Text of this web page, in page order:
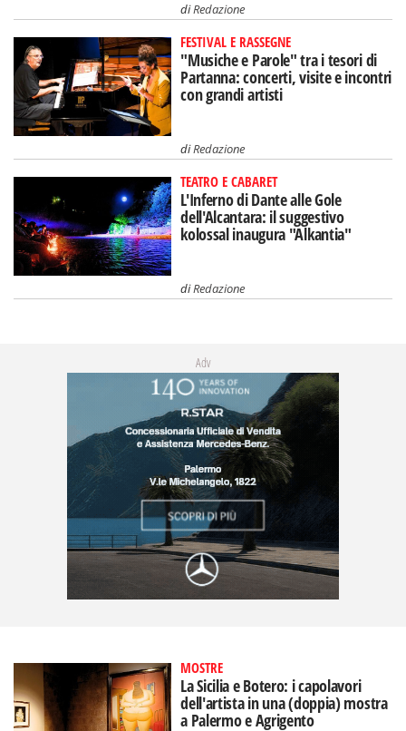
diRedazione
FESTIVAL E RASSEGNE
"Musiche e Parole" tra i tesori di
Partanna: concerti, visite e incontri
con grandi artisti
diRedazione
TEATRO E CABARET
L'Inferno di Dante alle Gole
dell'Alcantara: il suggestivo
kolossal inaugura "Alkantia"
diRedazione
Adv
MOSTRE
La Sicilia e Botero: i capolavori
dell'artista in una (doppia) mostra
a Palermo e Agrigento